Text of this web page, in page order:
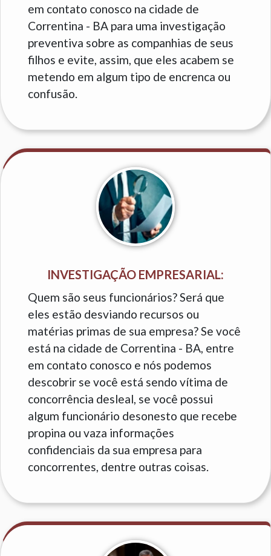
em contato conosco na cidade de
Correntina - BA para uma investigação
preventiva sobre as companhias de seus
filhos e evite, assim, que eles acabem se
metendo em algum tipo de encrenca ou
confusão.
INVESTIGAÇÃO EMPRESARIAL:
Quem são seus funcionários? Será que
eles estão desviando recursos ou
matérias primas de sua empresa? Se você
está na cidade de Correntina - BA, entre
em contato conosco e nós podemos
descobrir se você está sendo vítima de
concorrência desleal, se você possui
algum funcionário desonesto que recebe
propina ou vaza informações
confidenciais da sua empresa para
concorrentes, dentre outras coisas.